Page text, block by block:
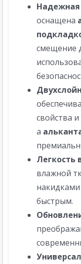
оснащена
смещение
свойства
а
Легкость
влажной
быстрым.